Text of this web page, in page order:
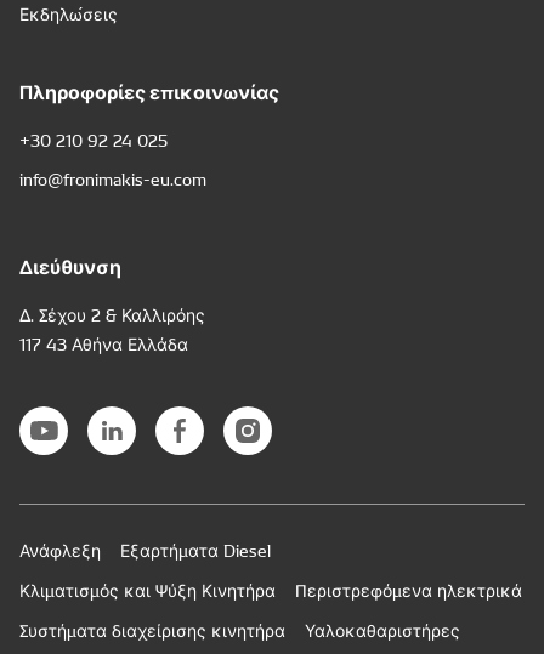
Εκδηλώσεις
Πληροφορίες επικοινωνίας
+30 210 92 24 025
info@fronimakis-eu.com
Διεύθυνση
Δ. Σέχου 2 & Καλλιρόης
117 43 Αθήνα Ελλάδα
Ανάφλεξη
Εξαρτήματα Diesel
Κλιματισμός και Ψύξη Κινητήρα
Περιστρεφόμενα ηλεκτρικά
Συστήματα διαχείρισης κινητήρα
Υαλοκαθαριστήρες